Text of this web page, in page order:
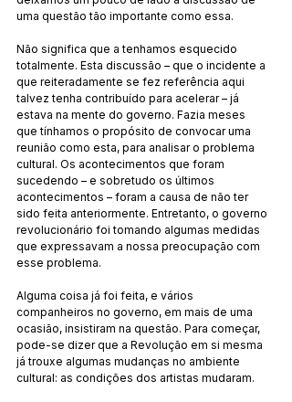
uma questão tão importante como essa.
Não significa que a tenhamos esquecido
totalmente. Esta discussão – que o incidente a
que reiteradamente se fez referência aqui
talvez tenha contribuído para acelerar – já
estava na mente do governo. Fazia meses
que tínhamos o propósito de convocar uma
reunião como esta, para analisar o problema
cultural. Os acontecimentos que foram
sucedendo – e sobretudo os últimos
acontecimentos – foram a causa de não ter
sido feita anteriormente. Entretanto, o governo
revolucionário foi tomando algumas medidas
que expressavam a nossa preocupação com
esse problema.
Alguma coisa já foi feita, e vários
companheiros no governo, em mais de uma
ocasião, insistiram na questão. Para começar,
pode-se dizer que a Revolução em si mesma
já trouxe algumas mudanças no ambiente
cultural: as condições dos artistas mudaram.